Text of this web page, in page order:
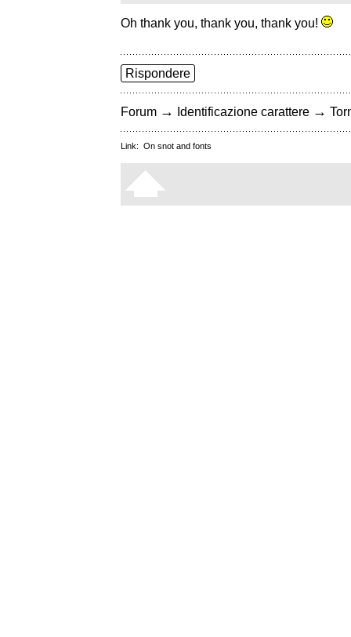
Oh thank you, thank you, thank you!
Rispondere
Forum → Identificazione carattere →
Link: On snot and fonts